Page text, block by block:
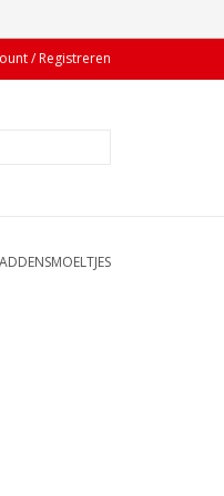
/ Registreren